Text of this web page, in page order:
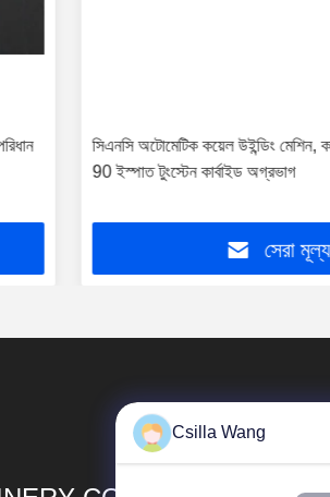
সিএনসি অটোমেটিক কয়েল উইন্ডিং
90 ইস্পাত টুংস্টেন কার্বাইড অগ্রভাগ
সেরা
Csilla Wang